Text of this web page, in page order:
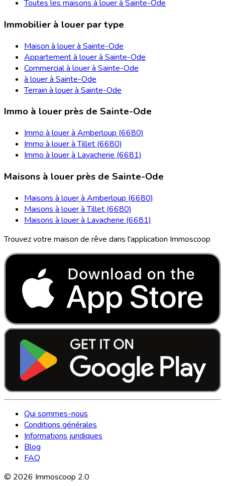
Toutes les maisons à louer à Sainte-Ode
Immobilier à louer par type
Maison à louer à Sainte-Ode
Appartement à louer à Sainte-Ode
Commercial à louer à Sainte-Ode
à louer à Sainte-Ode
Terrain à louer à Sainte-Ode
Immo à louer près de Sainte-Ode
Immo à louer à Amberloup (6680)
Immo à louer à Tillet (6680)
Immo à louer à Lavacherie (6681)
Maisons à louer près de Sainte-Ode
Maisons à louer à Amberloup (6680)
Maisons à louer à Tillet (6680)
Maisons à louer à Lavacherie (6681)
Trouvez votre maison de rêve dans l'application Immoscoop
Qui sommes-nous
Conditions générales
Informations juridiques
Blog
FAQ
© 2026 Immoscoop 2.0